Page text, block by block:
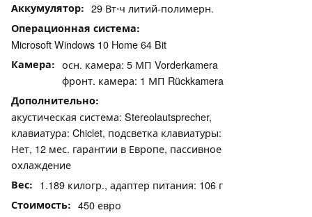
Аккумулятор 29 Вт⋅ч литий-полимерн.
Операционная система
Microsoft Windows 10 Home 64 Bit
Камера
осн. камера: 5 МП Vorderkamera
фронт. камера: 1 МП Rückkamera
Дополнительно
акустическая система: Stereolautsprecher,
клавиатура: Chiclet, подсветка клавиатуры:
Нет, 12 мес. гарантии в Европе, пассивное
охлаждение
Вес 1.189 килогр., адаптер питания: 106 г
Стоимость 450 евро